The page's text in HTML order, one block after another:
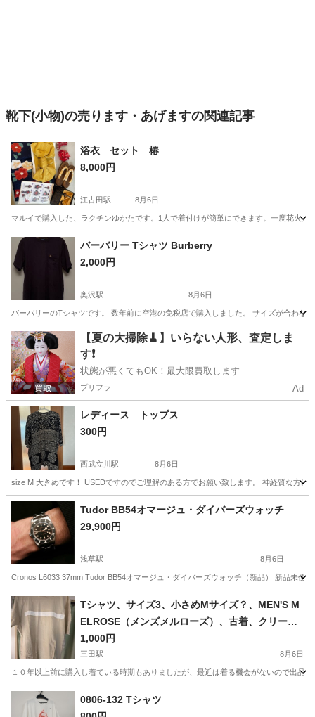
靴下(小物)の売ります・あげますの関連記事
浴衣 セット 椿
8,000円
江古田駅 8月6日
マルイで購入した、ラクチンゆかたです。1人で着付けが簡単にできます。一度花火
東京 練馬区 江古田駅
バーバリー Tシャツ Burberry
2,000円
奥沢駅 8月6日
バーバリーのTシャツです。 数年前に空港の免税店で購入しました。 サイズが合わ
東京 世田谷区 奥沢駅 Tシャツ
【夏の大掃除🧹】いらない人形、査定しま
す❗️
状態が悪くてもOK！最大限買取します
プリフラ Ad
レディース トップス
300円
西武立川駅 8月6日
size M 大きめです！ USEDですのでご理解のある方でお願い致します。 神経質な方は
東京 立川市
Tudor BB54オマージュ・ダイバーズウォッチ
29,900円
浅草駅 8月6日
Cronos L6033 37mm Tudor BB54オマージュ・ダイバーズウォッチ（新品） 新品未使
東京 台東区 アクセサリー
Tシャツ、サイズ3、小さめMサイズ？、MEN'S M
ELROSE（メンズメルローズ）、古着、クリーム
色？肌色？
1,000円
三田駅 8月6日
１０年以上前に購入し着ている時期もありましたが、最近は着る機会がないので出品
東京 港区
0806-132 Tシャツ